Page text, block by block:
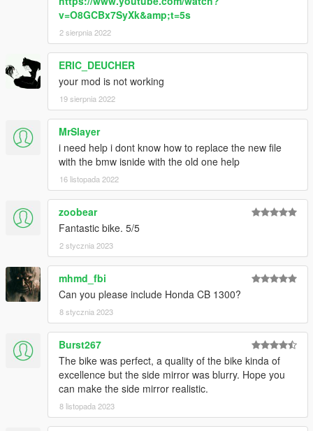
v=O8GCBx7SyXk&amp;t=5s
2 sierpnia 2022
ERIC_DEUCHER
your mod is not working
19 sierpnia 2022
MrSlayer
i need help i dont know how to replace the new file
with the bmw isnide with the old one help
16 listopada 2022
zoobear
Fantastic bike. 5/5
2 stycznia 2023
mhmd_fbi
Can you please include Honda CB 1300?
8 stycznia 2023
Burst267
The bike was perfect, a quality of the bike kinda of
excellence but the side mirror was blurry. Hope you
can make the side mirror realistic.
8 listopada 2023